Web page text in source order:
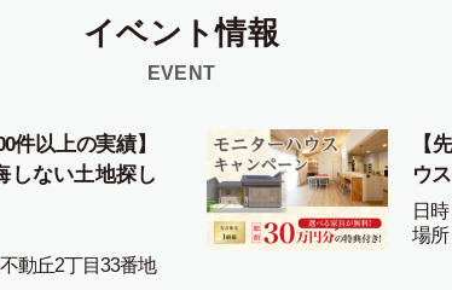
イベント情報
EVENT
件以上の実績】
しない土地探し
動丘2丁目33番地
【
ウ
日
場